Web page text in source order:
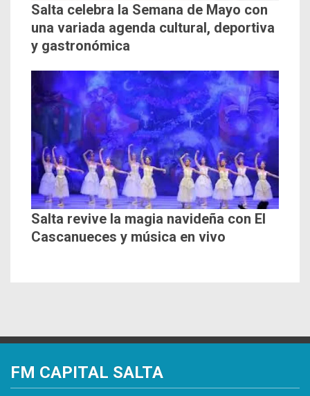
Salta celebra la Semana de Mayo con
una variada agenda cultural, deportiva
y gastronómica
Salta revive la magia navideña con El
Cascanueces y música en vivo
FM CAPITAL SALTA